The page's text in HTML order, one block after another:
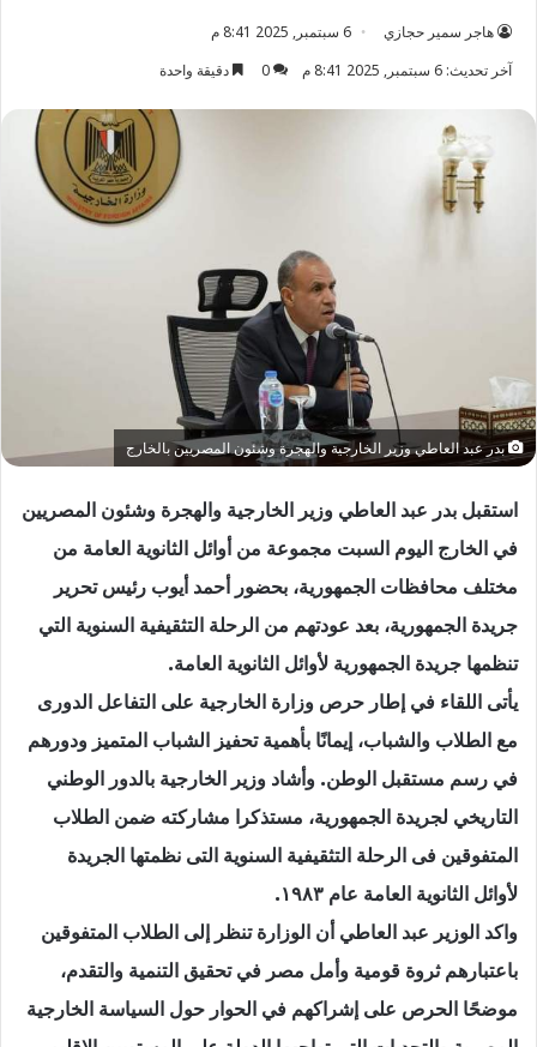
هاجر سمير حجازي
6 سبتمبر, 2025 8:41 م
آخر تحديث: 6 سبتمبر, 2025 8:41 م
0 دقيقة واحدة
بدر عبد العاطي وزير الخارجية والهجرة وشئون المصريين بالخارج
استقبل بدر عبد العاطي وزير الخارجية والهجرة وشئون المصريين
في الخارج اليوم السبت مجموعة من أوائل الثانوية العامة من
مختلف محافظات الجمهورية، بحضور أحمد أيوب رئيس تحرير
جريدة الجمهورية، بعد عودتهم من الرحلة التثقيفية السنوية التي
تنظمها جريدة الجمهورية لأوائل الثانوية العامة.
‏‎يأتى اللقاء في إطار حرص وزارة الخارجية على التفاعل الدورى
مع الطلاب والشباب، إيمانًا بأهمية تحفيز الشباب المتميز ودورهم
في رسم مستقبل الوطن. وأشاد وزير الخارجية بالدور الوطني
التاريخي لجريدة الجمهورية، مستذكرا مشاركته ضمن الطلاب
المتفوقين فى الرحلة التثقيفية السنوية التى نظمتها الجريدة
لأوائل الثانوية العامة عام ١٩٨٣.
واكد الوزير عبد العاطي أن الوزارة تنظر إلى الطلاب المتفوقين
باعتبارهم ثروة قومية وأمل مصر في تحقيق التنمية والتقدم،
موضحًا الحرص على إشراكهم في الحوار حول السياسة الخارجية